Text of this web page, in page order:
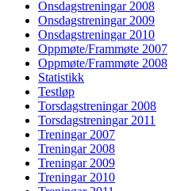
Onsdagstreningar 2008
Onsdagstreningar 2009
Onsdagstreningar 2010
Oppmøte/Frammøte 2007
Oppmøte/Frammøte 2008
Statistikk
Testløp
Torsdagstreningar 2008
Torsdagstreningar 2011
Treningar 2007
Treningar 2008
Treningar 2009
Treningar 2010